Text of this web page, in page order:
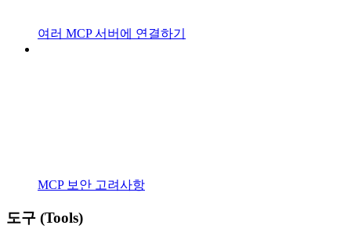
여러 MCP 서버에 연결하기
MCP 보안 고려사항
도구 (Tools)